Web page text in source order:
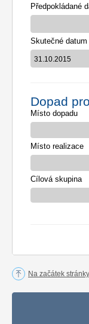
Předpokládané
Skutečné
Dopad
Místo dopadu
Místo realizace
Cílová skupina
Na začátek stránky